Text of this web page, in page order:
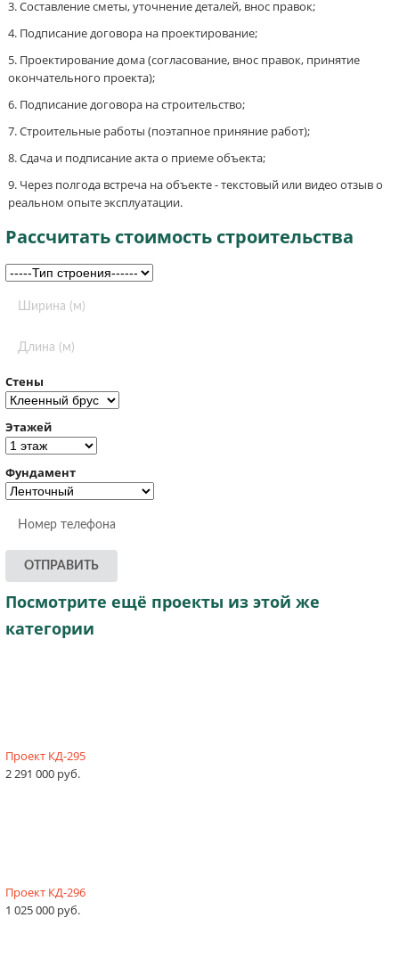
Составление сметы, уточнение деталей, внос правок;
Подписание договора на проектирование;
Проектирование дома (согласование, внос правок, принятие
окончательного проекта);
Подписание договора на строительство;
Строительные работы (поэтапное приняние работ);
Сдача и подписание акта о приеме объекта;
Через полгода встреча на объекте - текстовый или видео отзыв о
реальном опыте эксплуатации.
Рассчитать стоимость строительства
Стены
Этажей
Фундамент
ОТПРАВИТЬ
Посмотрите ещё проекты из этой же
категории
Проект КД-295
2 291 000 руб.
Проект КД-296
1 025 000 руб.